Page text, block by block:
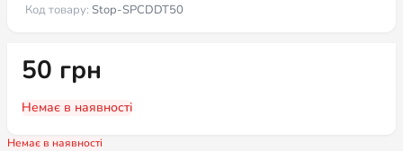
Код товару: Stop-SPCDDT50
50 грн
Немає в наявності
Немає в наявності